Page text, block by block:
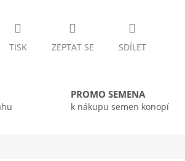
TISK ZEPTAT SE SDÍLET
PROMO SEMENA
k nákupu semen konopí